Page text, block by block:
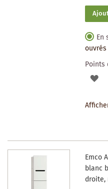
En
ouvrés
Emco
blanc
droite,